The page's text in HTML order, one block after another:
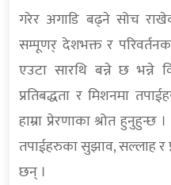
गरेर अगाडि बढ्ने सोच
सम्पूणर् देशभक्त र
एउटा सारथि बन्ने छ भन्ने
प्रतिबद्धता र मिशनमा
हाम्रा प्रेरणाका श्रोत हुनुहुन्छ
तपाईहरुका सुझाव, सल्लाह र
छन् ।